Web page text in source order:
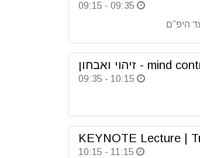
09:15 - 09:35
היפ"ם
09:35 - 10:15
KEYNOTE Lecture |
10:15 - 11:15